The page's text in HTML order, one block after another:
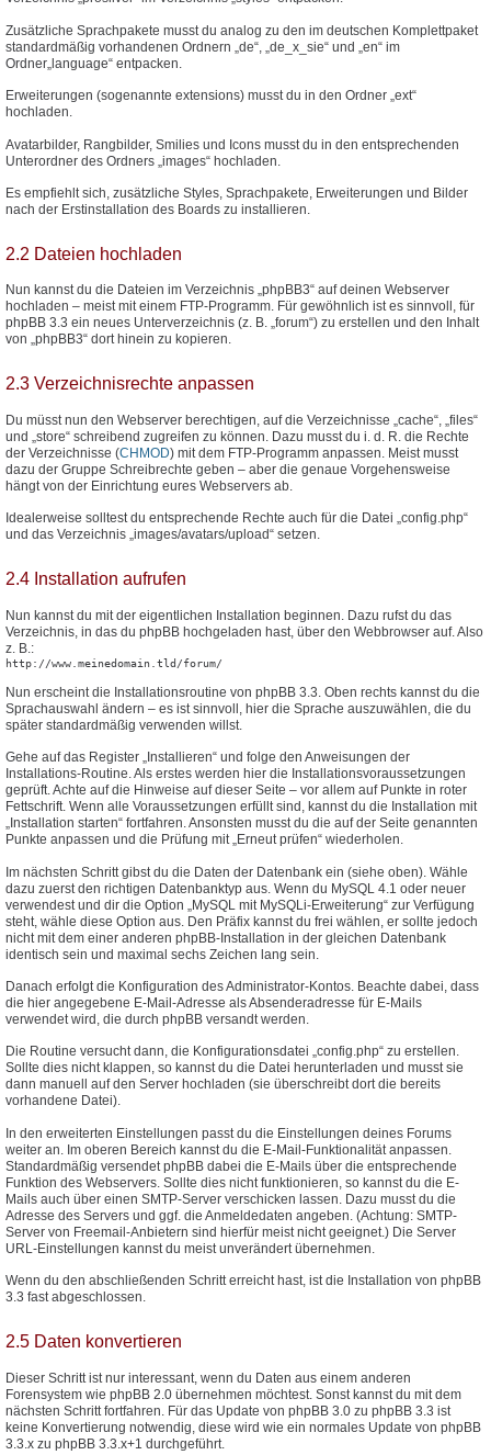
Zusätzliche Sprachpakete musst du analog zu den im deutschen Komplettpaket
standardmäßig vorhandenen Ordnern „de“, „de_x_sie“ und „en“ im
Ordner„language“ entpacken.
Erweiterungen (sogenannte extensions) musst du in den Ordner „ext“
hochladen.
Avatarbilder, Rangbilder, Smilies und Icons musst du in den entsprechenden
Unterordner des Ordners „images“ hochladen.
Es empfiehlt sich, zusätzliche Styles, Sprachpakete, Erweiterungen und Bilder
nach der Erstinstallation des Boards zu installieren.
2.2 Dateien hochladen
Nun kannst du die Dateien im Verzeichnis „phpBB3“ auf deinen Webserver
hochladen – meist mit einem FTP-Programm. Für gewöhnlich ist es sinnvoll, für
phpBB 3.3 ein neues Unterverzeichnis (z. B. „forum“) zu erstellen und den Inhalt
von „phpBB3“ dort hinein zu kopieren.
2.3 Verzeichnisrechte anpassen
Du müsst nun den Webserver berechtigen, auf die Verzeichnisse „cache“, „files“
und „store“ schreibend zugreifen zu können. Dazu musst du i. d. R. die Rechte
der Verzeichnisse (CHMOD) mit dem FTP-Programm anpassen. Meist musst
dazu der Gruppe Schreibrechte geben – aber die genaue Vorgehensweise
hängt von der Einrichtung eures Webservers ab.
Idealerweise solltest du entsprechende Rechte auch für die Datei „config.php“
und das Verzeichnis „images/avatars/upload“ setzen.
2.4 Installation aufrufen
Nun kannst du mit der eigentlichen Installation beginnen. Dazu rufst du das
Verzeichnis, in das du phpBB hochgeladen hast, über den Webbrowser auf. Also
z. B.:
http://www.meinedomain.tld/forum/
Nun erscheint die Installationsroutine von phpBB 3.3. Oben rechts kannst du die
Sprachauswahl ändern – es ist sinnvoll, hier die Sprache auszuwählen, die du
später standardmäßig verwenden willst.
Gehe auf das Register „Installieren“ und folge den Anweisungen der
Installations-Routine. Als erstes werden hier die Installationsvoraussetzungen
geprüft. Achte auf die Hinweise auf dieser Seite – vor allem auf Punkte in roter
Fettschrift. Wenn alle Voraussetzungen erfüllt sind, kannst du die Installation mit
„Installation starten“ fortfahren. Ansonsten musst du die auf der Seite genannten
Punkte anpassen und die Prüfung mit „Erneut prüfen“ wiederholen.
Im nächsten Schritt gibst du die Daten der Datenbank ein (siehe oben). Wähle
dazu zuerst den richtigen Datenbanktyp aus. Wenn du MySQL 4.1 oder neuer
verwendest und dir die Option „MySQL mit MySQLi-Erweiterung“ zur Verfügung
steht, wähle diese Option aus. Den Präfix kannst du frei wählen, er sollte jedoch
nicht mit dem einer anderen phpBB-Installation in der gleichen Datenbank
identisch sein und maximal sechs Zeichen lang sein.
Danach erfolgt die Konfiguration des Administrator-Kontos. Beachte dabei, dass
die hier angegebene E-Mail-Adresse als Absenderadresse für E-Mails
verwendet wird, die durch phpBB versandt werden.
Die Routine versucht dann, die Konfigurationsdatei „config.php“ zu erstellen.
Sollte dies nicht klappen, so kannst du die Datei herunterladen und musst sie
dann manuell auf den Server hochladen (sie überschreibt dort die bereits
vorhandene Datei).
In den erweiterten Einstellungen passt du die Einstellungen deines Forums
weiter an. Im oberen Bereich kannst du die E-Mail-Funktionalität anpassen.
Standardmäßig versendet phpBB dabei die E-Mails über die entsprechende
Funktion des Webservers. Sollte dies nicht funktionieren, so kannst du die E-
Mails auch über einen SMTP-Server verschicken lassen. Dazu musst du die
Adresse des Servers und ggf. die Anmeldedaten angeben. (Achtung: SMTP-
Server von Freemail-Anbietern sind hierfür meist nicht geeignet.) Die Server
URL-Einstellungen kannst du meist unverändert übernehmen.
Wenn du den abschließenden Schritt erreicht hast, ist die Installation von phpBB
3.3 fast abgeschlossen.
2.5 Daten konvertieren
Dieser Schritt ist nur interessant, wenn du Daten aus einem anderen
Forensystem wie phpBB 2.0 übernehmen möchtest. Sonst kannst du mit dem
nächsten Schritt fortfahren. Für das Update von phpBB 3.0 zu phpBB 3.3 ist
keine Konvertierung notwendig, diese wird wie ein normales Update von phpBB
3.3.x zu phpBB 3.3.x+1 durchgeführt.